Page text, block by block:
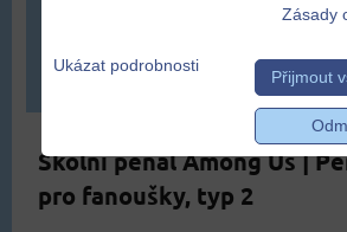
ZVOLTE VARIANTU
Školní penál Among Us |
pro fanoušky, typ 2
Zásady
Ukázat podrobnosti
Přijmout